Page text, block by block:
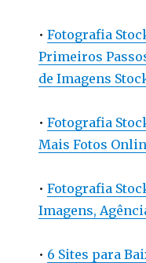
•Fotografia
Primeiros
de Imagens
•Fotografia
Mais Fotos
•Fotografia
Imagens,
• 6 Sites para